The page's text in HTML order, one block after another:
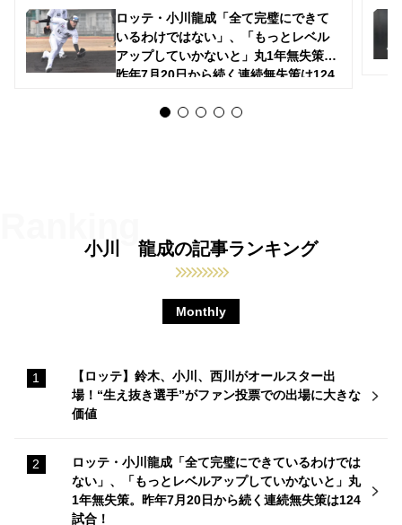
ロッテ・小川龍成「全て完璧にできて
いるわけではない」、「もっとレベル
アップしていかないと」丸1年無失策。
昨年7月20日から続く連続無失策は124
小川 龍成の記事ランキング
Monthly
【ロッテ】鈴木、小川、西川がオールスター出
場！“生え抜き選手”がファン投票での出場に大きな
価値
ロッテ・小川龍成「全て完璧にできているわけでは
ない」、「もっとレベルアップしていかないと」丸
1年無失策。昨年7月20日から続く連続無失策は124
試合！